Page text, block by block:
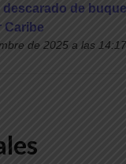
de
Caribe
de 2025 a las 14:17